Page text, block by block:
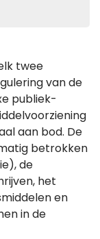
twee
van de
publiek-
aan bod. De
betrokken
de
het
en
in de